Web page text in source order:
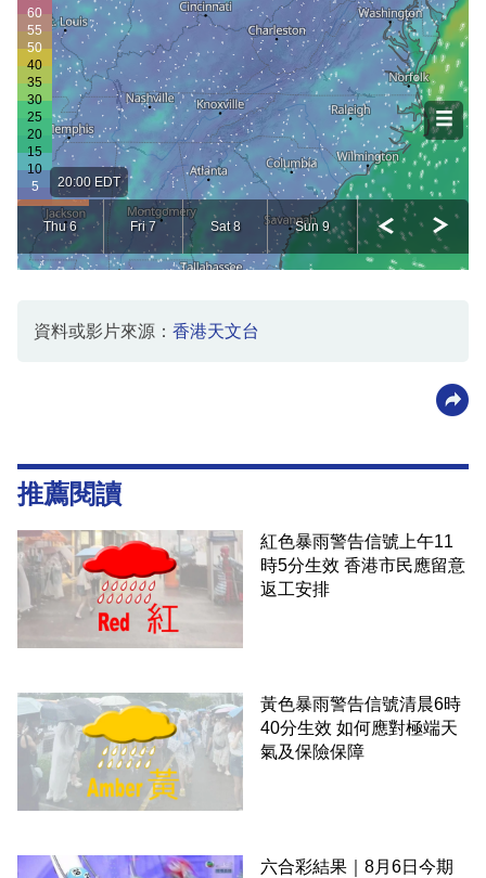
資料或影片來源： 香港天文台
推薦閱讀
紅色暴雨警告信號上午11
時5分生效 香港市民應留意
返工安排
黃色暴雨警告信號清晨6時
40分生效 如何應對極端天
氣及保險保障
六合彩結果｜8月6日今期